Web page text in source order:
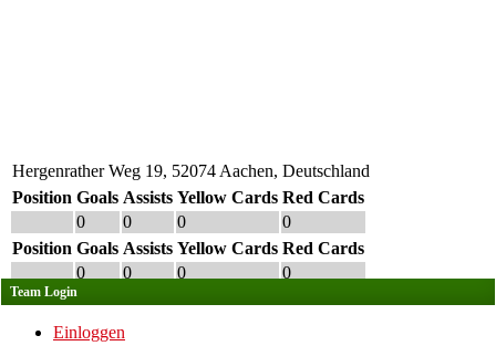
Hergenrather Weg 19, 52074 Aachen, Deutschland
Position Goals Assists Yellow Cards Red Cards
0
0 0
0
Position Goals Assists Yellow Cards Red Cards
0
0 0 0
Team Login
Einloggen